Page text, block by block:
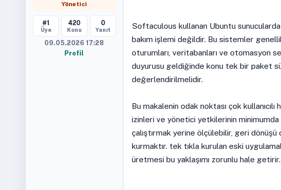
Yönetici
#1
Üye
420
Konu
0
Yanıt
09.05.2026 17:28
Profil
Softaculous kullanan Ubuntu
bakım işlemi değildir. Bu sistemler
oturumları, veritabanları ve otomasyon
duyurusu geldiğinde konu tek bir paket
değerlendirilmelidir.
Bu makalenin odak noktası çok
izinleri ve yönetici yetkilerinin
çalıştırmak yerine ölçülebilir, geri
kurmaktır. tek tıkla kurulan eski
üretmesi bu yaklaşımı zorunlu hale getirir.